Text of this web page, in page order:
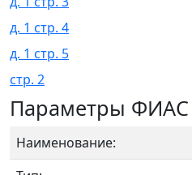
д. 1 стр. 4
д. 1 стр. 5
стр. 2
Параметры ФИАС
Наименование: